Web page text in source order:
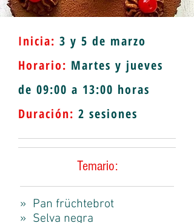
Inicia: 3 y 5 de marzo
Horario: Martes y jueves
de 09:00 a 13:00 horas
Duración: 2 sesiones
Temario:
» Pan früchtebrot
» Selva negra